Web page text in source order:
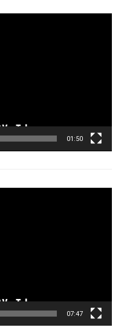
01:50
07:47